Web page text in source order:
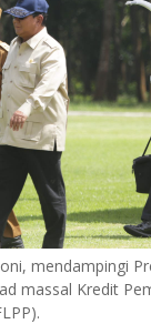
mendampingi
massal Kredit